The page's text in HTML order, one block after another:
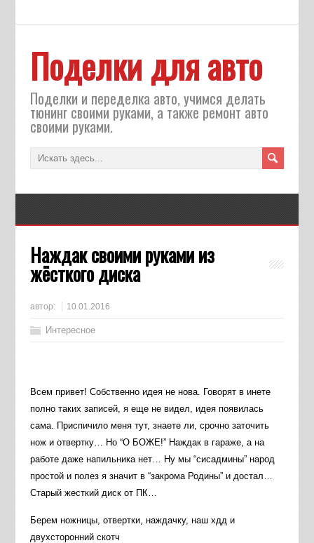
Поделки для авто
Поделки и переделка авто, учимся делать
тюнинг своими руками, а также ремонт авто
своими руками.
Наждак своими руками из
жёсткого диска
автор: 10.01.2016
Интересное
Всем привет! Собственно идея не нова. Говорят в инете
полно таких записей, я еще не видел, идея появилась
сама. Приспичило меня тут, знаете ли, срочно заточить
нож и отвертку… Но “О БОЖЕ!” Наждак в гараже, а на
работе даже напильника нет… Ну мы “сисадмины” народ
простой и полез я значит в “закрома Родины” и достал…
Старый жесткий диск от ПК…
Берем ножницы, отвертки, наждачку, наш хдд и
двухсторонний скотч